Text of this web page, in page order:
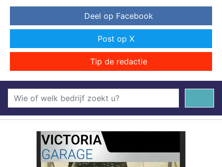
Deel op Facebook
Post op X
Tip de redactie